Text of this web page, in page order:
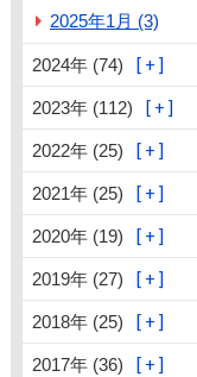
2025年1月 (3)
2024年 (74)
2023年 (112)
2022年 (25)
2021年 (25)
2020年 (19)
2019年 (27)
2018年 (25)
2017年 (36)